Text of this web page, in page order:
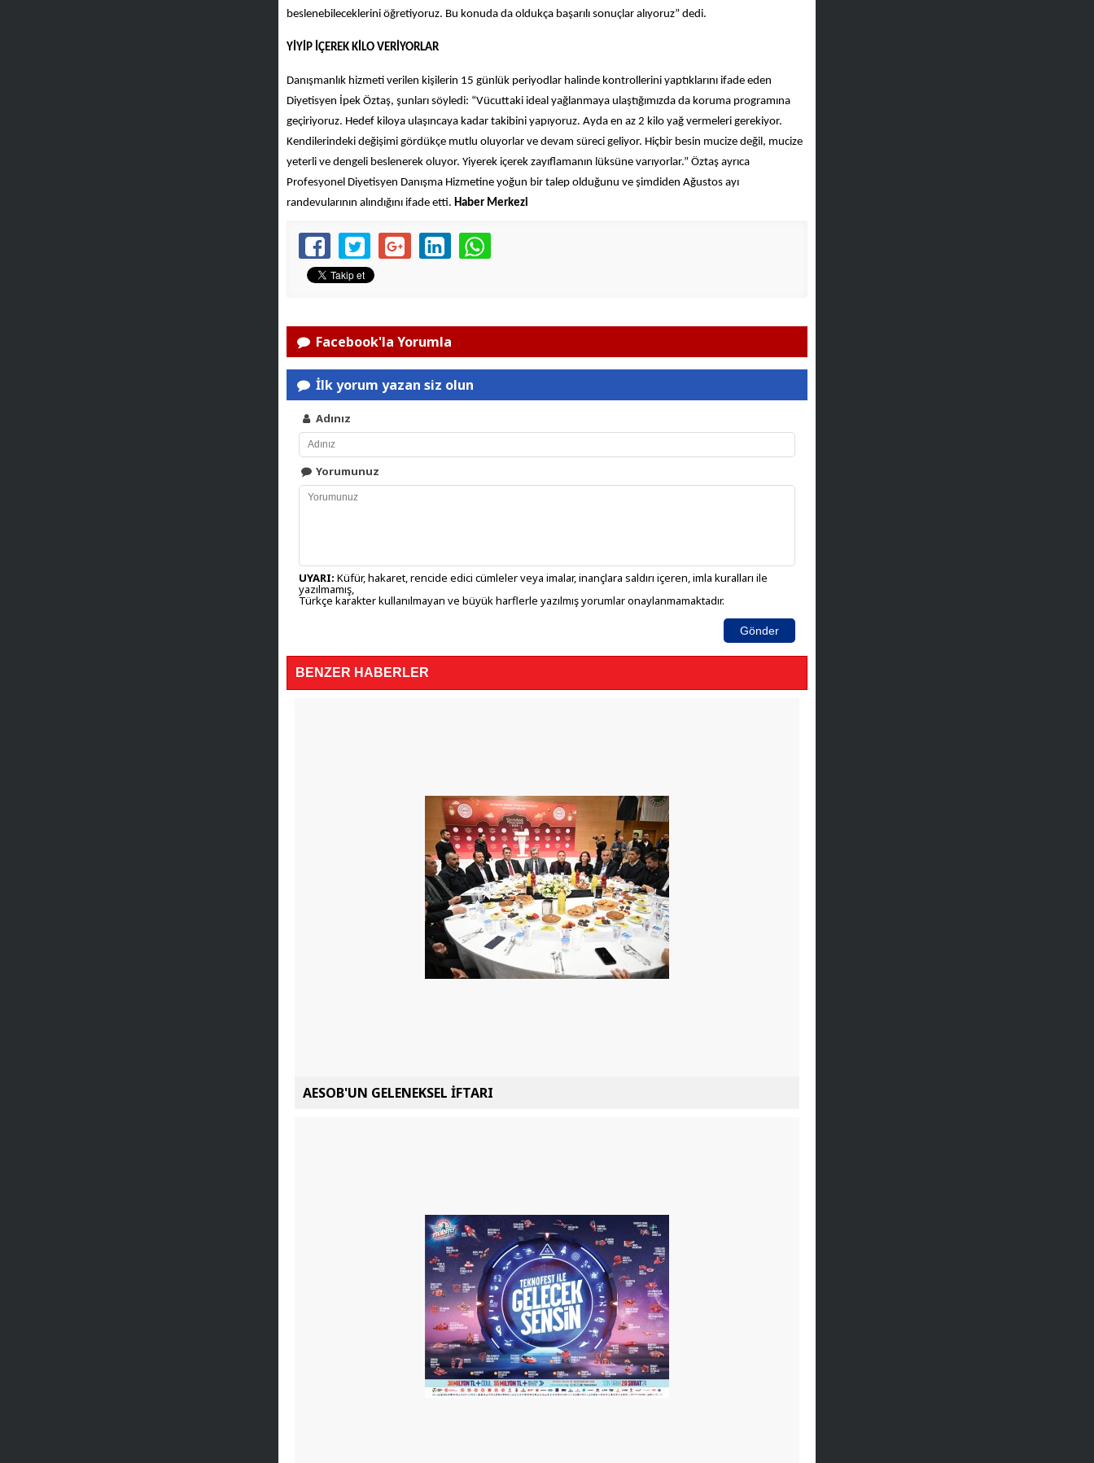
beslenebileceklerini öğretiyoruz. Bu konuda da oldukça başarılı sonuçlar alıyoruz” dedi.
YİYİP İÇEREK KİLO VERİYORLAR
Danışmanlık hizmeti verilen kişilerin 15 günlük periyodlar halinde kontrollerini yaptıklarını ifade eden
Diyetisyen İpek Öztaş, şunları söyledi: “Vücuttaki ideal yağlanmaya ulaştığımızda da koruma programına
geçiriyoruz. Hedef kiloya ulaşıncaya kadar takibini yapıyoruz. Ayda en az 2 kilo yağ vermeleri gerekiyor.
Kendilerindeki değişimi gördükçe mutlu oluyorlar ve devam süreci geliyor. Hiçbir besin mucize değil, mucize
yeterli ve dengeli beslenerek oluyor. Yiyerek içerek zayıflamanın lüksüne varıyorlar.” Öztaş ayrıca
Profesyonel Diyetisyen Danışma Hizmetine yoğun bir talep olduğunu ve şimdiden Ağustos ayı
randevularının alındığını ifade etti. Haber Merkezi
Facebook'la Yorumla
İlk yorum yazan siz olun
Adınız
Yorumunuz
UYARI: Küfür, hakaret, rencide edici cümleler veya imalar, inançlara saldırı içeren, imla kuralları ile
yazılmamış,
Türkçe karakter kullanılmayan ve büyük harflerle yazılmış yorumlar onaylanmamaktadır.
Gönder
BENZER HABERLER
AESOB'UN GELENEKSEL İFTARI